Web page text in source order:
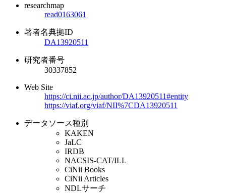
researchmap
read0163061
著者名典拠ID
DA13920511
研究者番号
30337852
Web Site
https://ci.nii.ac.jp/author/DA13920511#entity
https://viaf.org/viaf/NII%7CDA13920511
データソース種別
KAKEN
JaLC
IRDB
NACSIS-CAT/ILL
CiNii Books
CiNii Articles
NDLサーチ